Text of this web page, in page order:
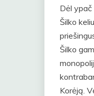
Dėl ypač
Šilko
Šilko
Korėją.